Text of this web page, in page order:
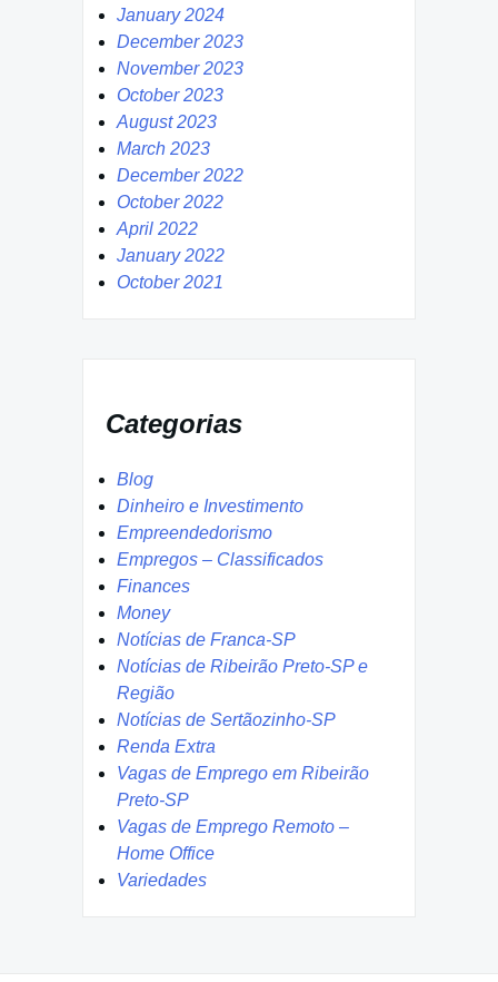
January 2024
December 2023
November 2023
October 2023
August 2023
March 2023
December 2022
October 2022
April 2022
January 2022
October 2021
Categorias
Blog
Dinheiro e Investimento
Empreendedorismo
Empregos – Classificados
Finances
Money
Notícias de Franca-SP
Notícias de Ribeirão Preto-SP e
Região
Notícias de Sertãozinho-SP
Renda Extra
Vagas de Emprego em Ribeirão
Preto-SP
Vagas de Emprego Remoto –
Home Office
Variedades